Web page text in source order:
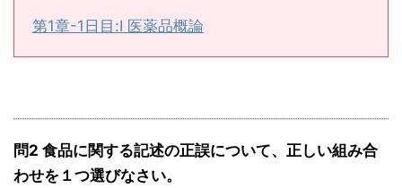
第1章-1日目:Ⅰ 医薬品概論
問2 食品に関する記述の正誤について、正しい組み合
わせを１つ選びなさい。